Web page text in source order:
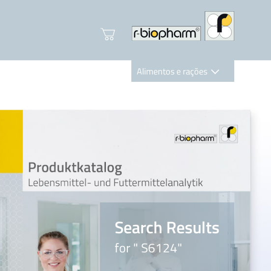
Alimentos e rações
Nutrition Care
Search Results
for " S6124"